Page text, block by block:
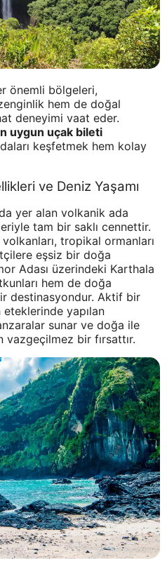
önemli bölgeleri,
hem de doğal
deneyimi vaat eder.
uygun uçak bileti
keşfetmek hem kolay
ve Deniz Yaşamı
yer alan volkanik ada
tam bir saklı cennettir.
tropikal ormanları
eşsiz bir doğa
Adası üzerindeki Karthala
hem de doğa
destinasyondur. Aktif bir
eteklerinde yapılan
sunar ve doğa ile
bir fırsattır.